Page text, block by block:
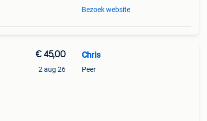
Bezoek website
€ 45,00
2 aug 26
Chris
Peer